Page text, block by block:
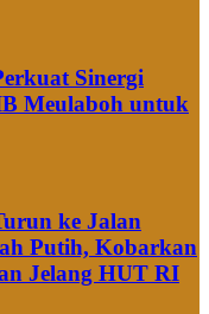
Sinergi
Meulaboh untuk
ke Jalan
Putih, Kobarkan
Jelang HUT RI